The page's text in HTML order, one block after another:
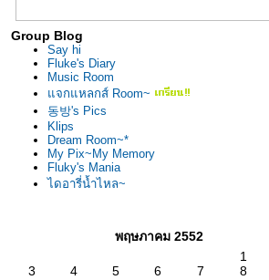
Group Blog
Say hi
Fluke's Diary
Music Room
จกแหลกส์ Room~
동방's Pics
Klips
Dream Room~*
My Pix~My Memory
Fluky's Mania
ไดอารี่น้ำไหล~
พฤษภาคม 2552
1
3
4 5 6 7 8